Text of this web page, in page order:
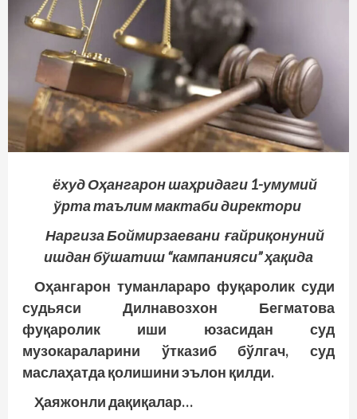
ёхуд Оҳангарон шаҳридаги 1-умумий
ўрта таълим мактаби директори
Наргиза Боймирзаевани ғайриқонуний
ишдан бўшатиш “кампанияси” ҳақида
Оҳангарон туманлараро фуқаролик суди
судьяси Дилнавозхон Бегматова
фуқаролик иши юзасидан суд
музокараларини ўтказиб бўлгач, суд
маслаҳатда қолишини эълон қилди.
Ҳаяжонли дақиқалар…